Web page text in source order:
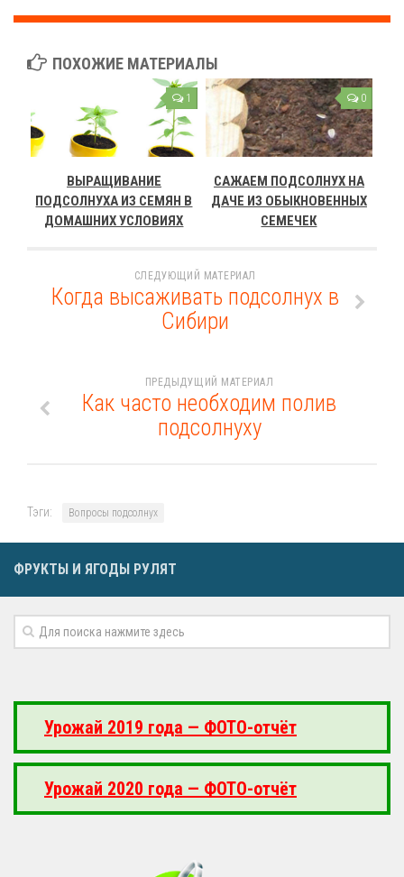
ПОХОЖИЕ МАТЕРИАЛЫ
1
ВЫРАЩИВАНИЕ
ПОДСОЛНУХА ИЗ СЕМЯН В
ДОМАШНИХ УСЛОВИЯХ
0
САЖАЕМ ПОДСОЛНУХ НА
ДАЧЕ ИЗ ОБЫКНОВЕННЫХ
СЕМЕЧЕК
СЛЕДУЮЩИЙ МАТЕРИАЛ
Когда высаживать подсолнух в
Сибири
ПРЕДЫДУЩИЙ МАТЕРИАЛ
Как часто необходим полив
подсолнуху
Тэги: Вопросы подсолнух
ФРУКТЫ И ЯГОДЫ РУЛЯТ
Урожай 2019 года — ФОТО-отчёт
Урожай 2020 года — ФОТО-отчёт